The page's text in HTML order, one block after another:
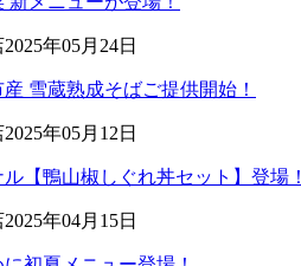
2025年05月24日
雪蔵熟成そばご提供開始！
2025年05月12日
【鴨山椒しぐれ丼セット】登場！
2025年04月15日